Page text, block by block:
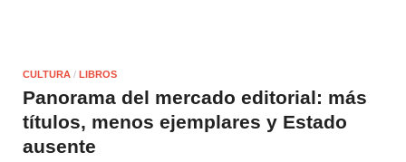
CULTURA / LIBROS
Panorama del mercado editorial: más
títulos, menos ejemplares y Estado
ausente